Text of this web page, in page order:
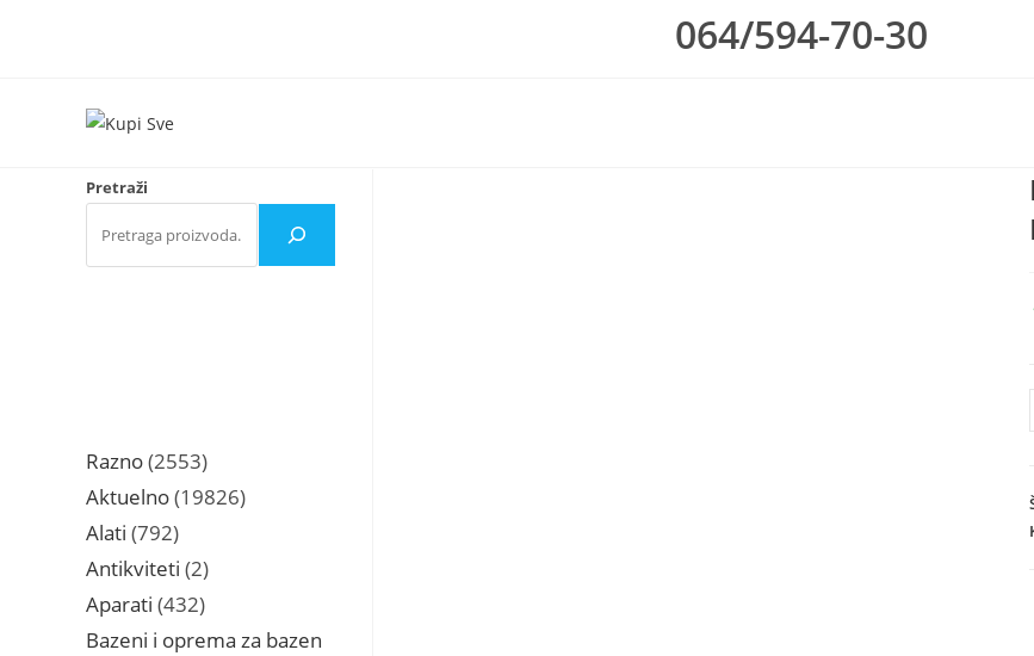
064/594-70-30
Pretraži
Razno 25532553
proizvoda
Aktuelno 1982619826
Alati 792792
proizvoda
Antikviteti 22
proizvoda
Aparati 432432
proizvoda
Bazeni i oprema za bazen